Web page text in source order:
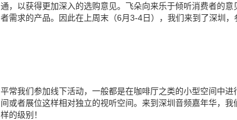
通，以获得更加深入的选购意见。飞朵向来乐于倾听消费者的
者需求的产品。因此在上周末（6月3-4日），我们来到了深圳，
平常我们参加线下活动，一般都是在咖啡厅之类的小型空间中
间或者展位这样相对独立的视听空间。来到深圳音频嘉年华，
样的级别！